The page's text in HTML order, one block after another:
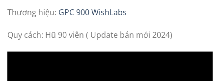
Thương hiệu: GPC 900 WishLabs
Quy cách: Hũ 90 viên ( Update bán mới 2024)